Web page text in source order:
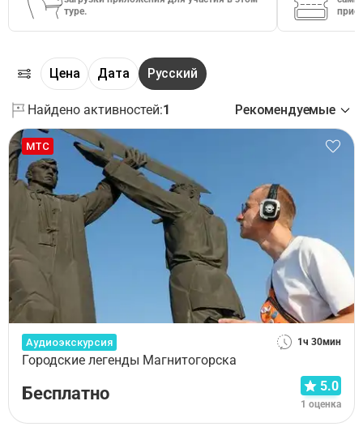
туре.
Цена Дата Русский
Найдено активностей:1 Рекомендуемые
МТС
Аудиоэкскурсия 1ч 30мин
Городские легенды Магнитогорска
Бесплатно 5.0
1 оценка